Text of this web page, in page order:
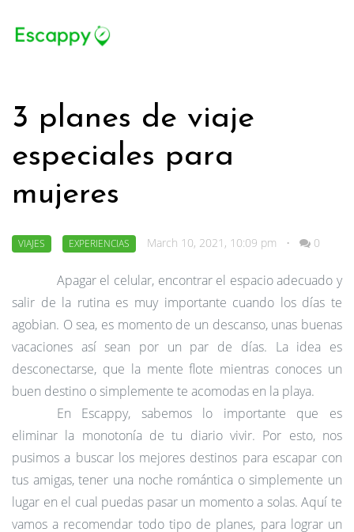
3 planes de viaje
especiales para
mujeres
VIAJES EXPERIENCIAS March 10, 2021, 10:09 pm • 0
Apagar el celular, encontrar el espacio adecuado y
salir de la rutina es muy importante cuando los días te
agobian. O sea, es momento de un descanso,unas buenas
vacaciones así sean por un par de días. La idea es
desconectarse, que la mente flote mientras conoces un
buen destino o simplemente te acomodas en la playa.
En Escappy, sabemos lo importante que es
eliminar la monotonía de tu diario vivir. Por esto, nos
pusimos a buscar los mejores destinos para escapar con
tus amigas, tener una noche romántica o simplemente un
lugar en el cual puedas pasar un momento a solas. Aquí te
vamos a recomendar todo tipo de planes, para lograr un